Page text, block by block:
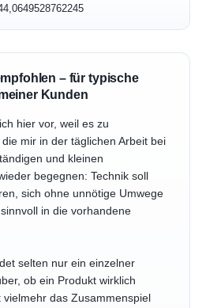
– für typische
Kunden
hier vor, weil es zu
mir in der täglichen Arbeit bei
und kleinen
begegnen: Technik soll
sich ohne unnötige Umwege
in die vorhandene
selten nur ein einzelner
ob ein Produkt wirklich
vielmehr das Zusammenspiel